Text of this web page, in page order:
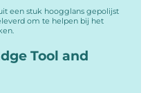
een stuk hoogglans gepolijst
om te helpen bij het
Tool and